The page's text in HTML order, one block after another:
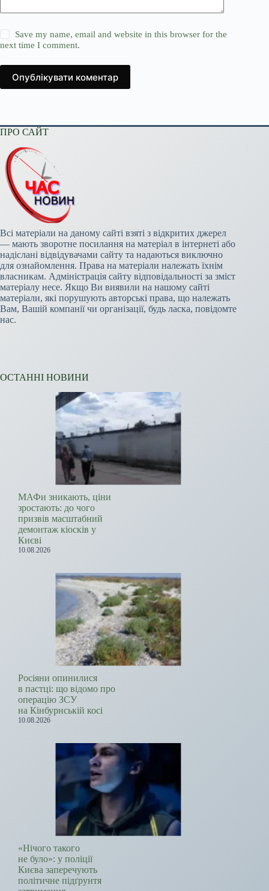
Save my name, email and website in this browser for the
next time I comment.
Опублікувати коментар
ПРО САЙТ
Всі матеріали на даному сайті взяті з відкритих джерел
— мають зворотне посилання на матеріал в інтернеті або
надіслані відвідувачами сайту та надаються виключно
для ознайомлення. Права на матеріали належать їхнім
власникам. Адміністрація сайту відповідальності за зміст
матеріалу несе. Якщо Ви виявили на нашому сайті
матеріали, які порушують авторські права, що належать
Вам, Вашій компанії чи організації, будь ласка, повідомте
нас.
ОСТАННІ НОВИНИ
МАФи зникають, ціни
зростають: до чого
призвів масштабний
демонтаж кіосків у
Києві
10.08.2026
Росіяни опинилися
в пастці: що відомо про
операцію ЗСУ
на Кінбурнській косі
10.08.2026
«Нічого такого
не було»: у поліції
Києва заперечують
політичне підґрунтя